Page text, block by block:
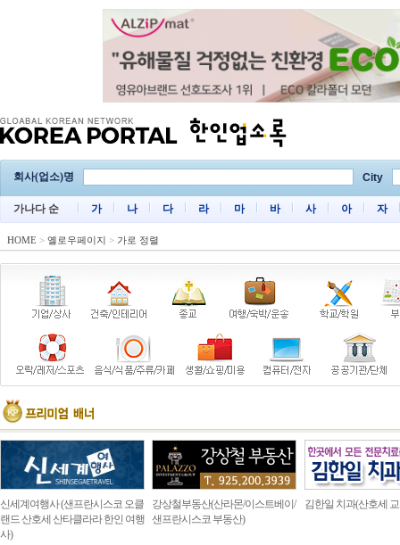
회사(업소)명 City
가나다 순 가 나 다 라 마 바 사 아 자
HOME > 옐로우페이지 > 가로 정렬
신세계여행사 (샌프란시스코 오클
랜드 산호세 산타클라라 한인 여행
사)
강상철부동산(산라몬/이스트베이/
샌프란시스코 부동산)
김한일 치과(산호세